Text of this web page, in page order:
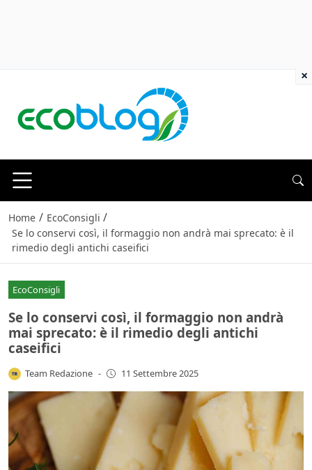
Home / EcoConsigli /
Se lo conservi così, il formaggio non andrà mai sprecato: è il
rimedio degli antichi caseifici
EcoConsigli
Se lo conservi così, il formaggio non andrà
mai sprecato: è il rimedio degli antichi
caseifici
Team Redazione - 11 Settembre 2025
×